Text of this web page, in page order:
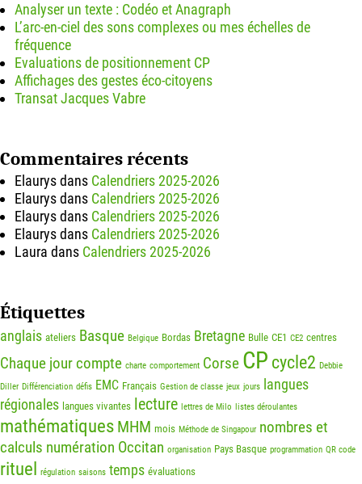
Analyser un texte : Codéo et Anagraph
L’arc-en-ciel des sons complexes ou mes échelles de
fréquence
Evaluations de positionnement CP
Affichages des gestes éco-citoyens
Transat Jacques Vabre
Commentaires récents
Elaurysdans Calendriers 2025-2026
Elaurysdans Calendriers 2025-2026
Elaurysdans Calendriers 2025-2026
Elaurysdans Calendriers 2025-2026
Laura dans Calendriers 2025-2026
Étiquettes
anglais ateliers Basque Belgique Bordas Bretagne Bulle CE1 CE2 centres
Chaque jour compte charte comportement Corse CP cycle2 Debbie
Diller Différenciation défis EMC Français Gestion de classe jeux jours
langues
régionales langues vivantes lecture lettres de Milo listes déroulantes
mathématiques MHM mois Méthode de Singapour nombres et
calculs numération Occitan organisation Pays Basque programmation QR code
rituel régulation saisons temps évaluations